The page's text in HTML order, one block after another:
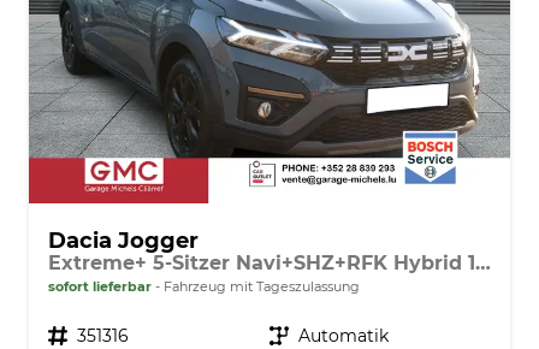
Dacia Jogger
Extreme+ 5-Sitzer Navi+SHZ+RFK Hybrid 140
sofort lieferbar Fahrzeug mit Tageszulassung
Fahrzeugnr. 351316 Getriebe Automatik